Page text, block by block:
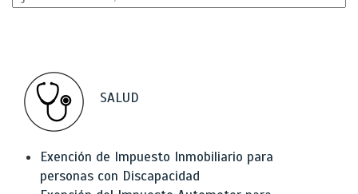
SALUD
Exención de Impuesto Inmobiliario para
personas con Discapacidad